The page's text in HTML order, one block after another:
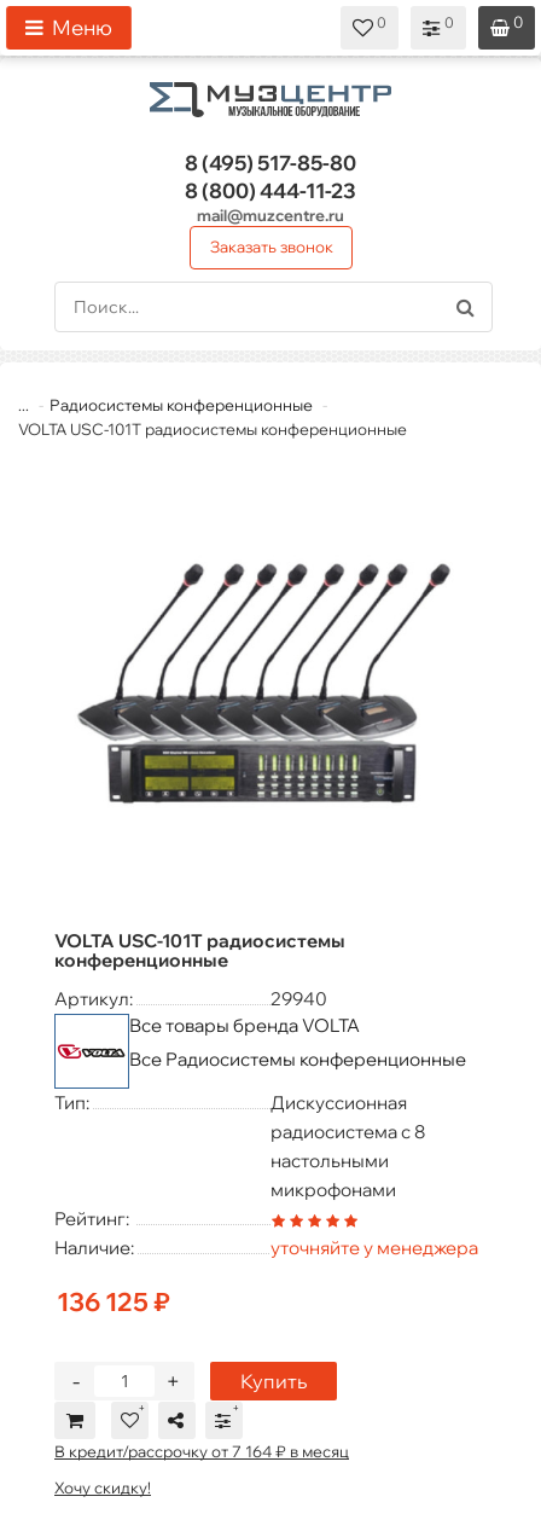
0
0
0
Меню
8 (495)517-85-80
8 (800)444-11-23
mail@muzcentre.ru
Заказать звонок
...
Радиосистемы конференционные
VOLTA USC-101T радиосистемы конференционные
VOLTA USC-101T радиосистемы
конференционные
Артикул:
29940
Все товары бренда VOLTA
Все Радиосистемы конференционные
Тип:
Дискуссионная
радиосистема с 8
настольными
микрофонами
Рейтинг:
Наличие:
уточняйте у менеджера
136 125 ₽
+
- Купить
В кредит/рассрочку от 7 164 ₽ в месяц
Хочу скидку!